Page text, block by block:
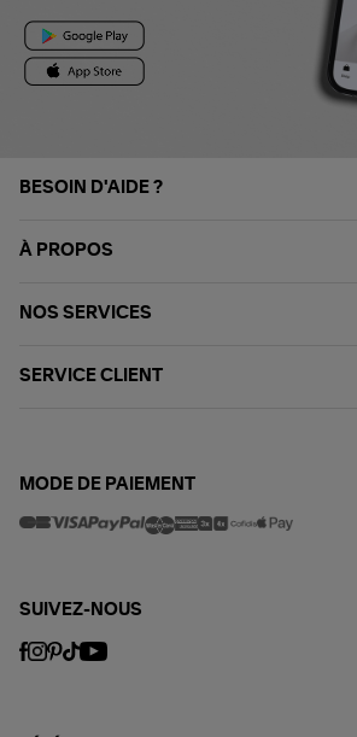
BESOIN D'AIDE ?
À PROPOS
NOS SERVICES
SERVICE CLIENT
MODE DE PAIEMENT
SUIVEZ-NOUS